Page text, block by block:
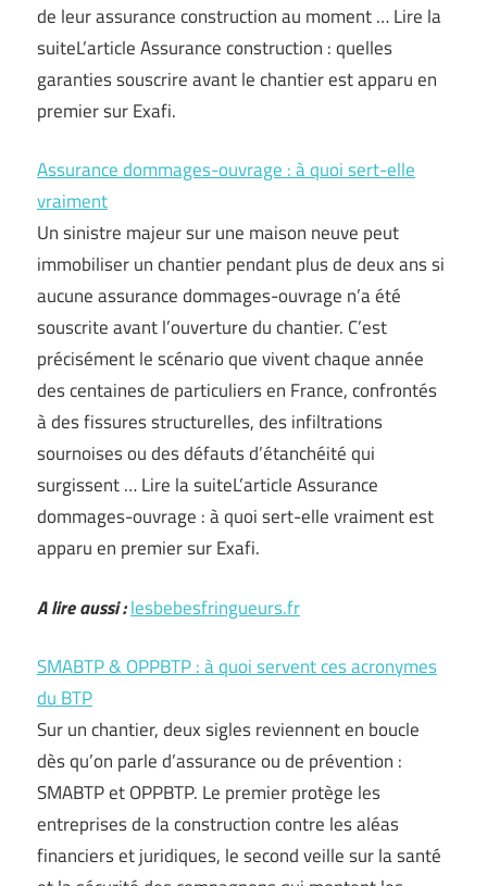
de leur assurance construction au moment … Lire la
suiteL’article Assurance construction : quelles
garanties souscrire avant le chantier est apparu en
premier sur Exafi.
Assurance dommages-ouvrage : à quoi sert-elle
vraiment
Un sinistre majeur sur une maison neuve peut
immobiliser un chantier pendant plus de deux ans si
aucune assurance dommages-ouvrage n’a été
souscrite avant l’ouverture du chantier. C’est
précisément le scénario que vivent chaque année
des centaines de particuliers en France, confrontés
à des fissures structurelles, des infiltrations
sournoises ou des défauts d’étanchéité qui
surgissent … Lire la suiteL’article Assurance
dommages-ouvrage : à quoi sert-elle vraiment est
apparu en premier sur Exafi.
A lire aussi :lesbebesfringueurs.fr
SMABTP & OPPBTP : à quoi servent ces acronymes
du BTP
Sur un chantier, deux sigles reviennent en boucle
dès qu’on parle d’assurance ou de prévention :
SMABTP et OPPBTP. Le premier protège les
entreprises de la construction contre les aléas
financiers et juridiques, le second veille sur la santé